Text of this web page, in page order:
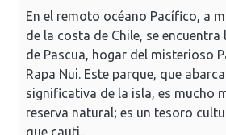
En el remoto océano Pacífico, a
de la costa de Chile, se
de Pascua, hogar del misterioso
Rapa Nui. Este parque, que
significativa de la isla, es mucho
reserva natural; es un tesoro
que cauti...